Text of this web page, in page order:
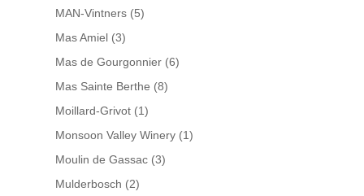
MAN-Vintners(5)
Mas Amiel(3)
Mas de Gourgonnier(6)
Mas Sainte Berthe (8)
Moillard-Grivot(1)
Monsoon Valley Winery(1)
Moulin de Gassac(3)
Mulderbosch (2)